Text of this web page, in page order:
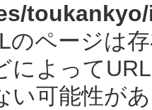
のページは
によって
い可能性が